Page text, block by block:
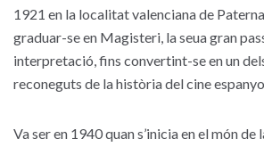
1921 en la localitat valenciana de
graduar-se en Magisteri, la seua gran
interpretació, fins convertint-se en un
reconeguts de la història del cine
Va ser en 1940 quan s’inicia en el món